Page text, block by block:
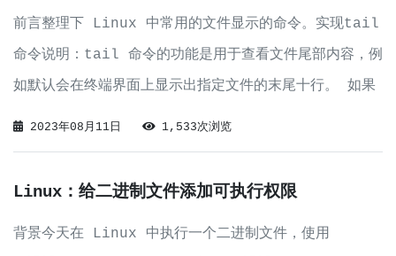
前言整理下 Linux 中常用的文件显示的命令。实现tail
命令说明：tail 命令的功能是用于查看文件尾部内容，例
如默认会在终端界面上显示出指定文件的末尾十行。 如果
指定了多个文件，则会在显示的每个文件内容前面加上文件
名来加以区分。语法格式： tail [参数] 文件名常用参
数：-f：持续显示文件
2023年08月11日 1,533次浏览
Linux：给二进制文件添加可执行权限
背景今天在 Linux 中执行一个二进制文件，使用